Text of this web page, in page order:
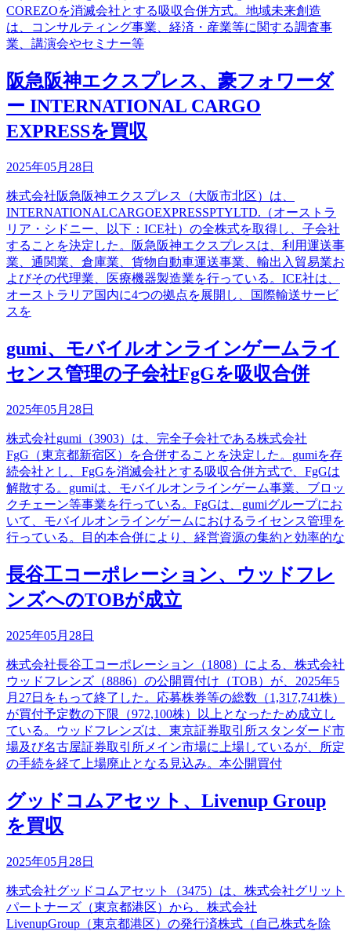
COREZOを消滅会社とする吸収合併方式。地域未来創造
は、コンサルティング事業、経済・産業等に関する調査事
業、講演会やセミナー等
阪急阪神エクスプレス、豪フォワーダ
ー INTERNATIONAL CARGO
EXPRESSを買収
2025年05月28日
株式会社阪急阪神エクスプレス（大阪市北区）は、
INTERNATIONALCARGOEXPRESSPTYLTD.（オーストラ
リア・シドニー、以下：ICE社）の全株式を取得し、子会社
することを決定した。阪急阪神エクスプレスは、利用運送事
業、通関業、倉庫業、貨物自動車運送事業、輸出入貿易業お
よびその代理業、医療機器製造業を行っている。ICE社は、
オーストラリア国内に4つの拠点を展開し、国際輸送サービ
スを
gumi、モバイルオンラインゲームライ
センス管理の子会社FgGを吸収合併
2025年05月28日
株式会社gumi（3903）は、完全子会社である株式会社
FgG（東京都新宿区）を合併することを決定した。gumiを存
続会社とし、FgGを消滅会社とする吸収合併方式で、FgGは
解散する。gumiは、モバイルオンラインゲーム事業、ブロッ
クチェーン等事業を行っている。FgGは、gumiグループにお
いて、モバイルオンラインゲームにおけるライセンス管理を
行っている。目的本合併により、経営資源の集約と効率的な
長谷工コーポレーション、ウッドフレ
ンズへのTOBが成立
2025年05月28日
株式会社長谷工コーポレーション（1808）による、株式会社
ウッドフレンズ（8886）の公開買付け（TOB）が、2025年5
月27日をもって終了した。応募株券等の総数（1,317,741株）
が買付予定数の下限（972,100株）以上となったため成立し
ている。ウッドフレンズは、東京証券取引所スタンダード市
場及び名古屋証券取引所メイン市場に上場しているが、所定
の手続を経て上場廃止となる見込み。本公開買付
グッドコムアセット、Livenup Group
を買収
2025年05月28日
株式会社グッドコムアセット（3475）は、株式会社グリット
パートナーズ（東京都港区）から、株式会社
LivenupGroup（東京都港区）の発行済株式（自己株式を除